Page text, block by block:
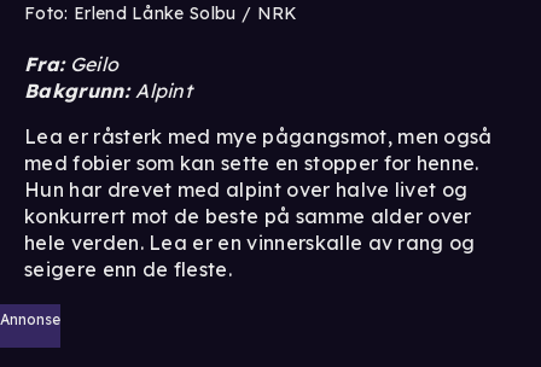
Foto: Erlend Lånke Solbu / NRK
Fra:Geilo
Bakgrunn: Alpint
Lea er råsterk med mye pågangsmot, men også
med fobier som kan sette en stopper for henne.
Hun har drevet med alpint over halve livet og
konkurrert mot de beste på samme alder over
hele verden. Lea er en vinnerskalle av rang og
seigere enn de fleste.
Annonse